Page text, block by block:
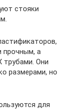
стояки
прочным, а
трубами. Они
размерами, но
для